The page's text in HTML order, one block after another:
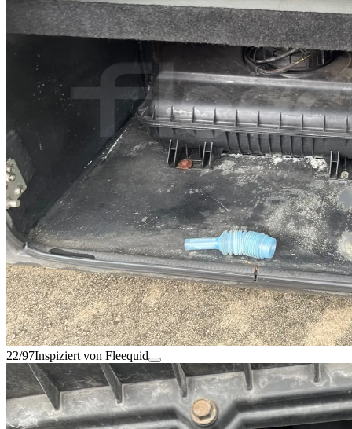
22/97Inspiziert von Fleequid